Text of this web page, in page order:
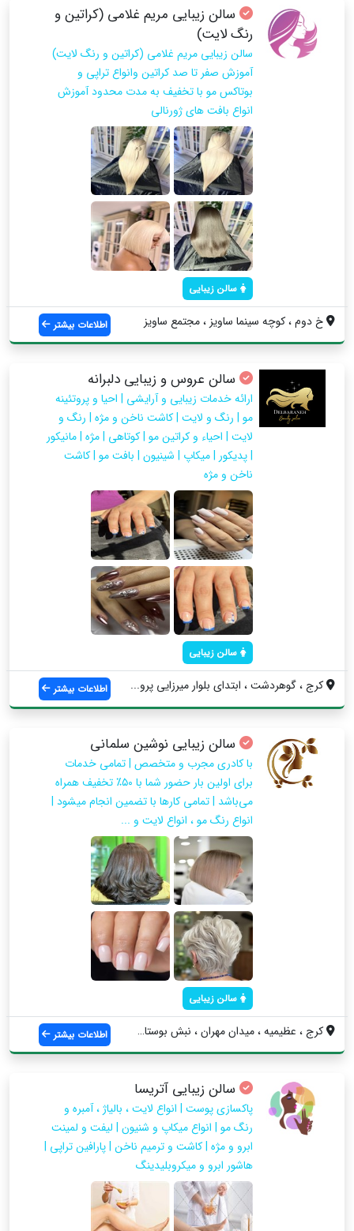
سالن زیبایی مریم غلامی (کراتین و
رنگ لایت)
سالن زیبایی مریم غلامی (کراتین و رنگ لایت)
آموزش صفر تا صد كراتين وانواع تراپي و
بوتاكس مو با تخفيف به مدت محدود آموزش
انواع بافت هاي ژورنالي
سالن زیبایی
خ دوم ، كوچه سينما ساويز ، مجتمع ساويز اطلاعات بیشتر
سالن عروس و زیبایی دلبرانه
ارائه خدمات زیبایی و آرایشی | احیا و پروتئینه
مو | رنگ و لایت | کاشت ناخن و مژه | رنگ و
لایت | احیاء و کراتین مو | کوتاهی | مژه | مانیکور
| پدیکور | میکاپ | شینیون | بافت مو | کاشت
ناخن و مژه
سالن زیبایی
کرج ، گوهردشت ، ابتدای بلوار میرزایی پرو... اطلاعات بیشتر
سالن زیبایی نوشین سلمانی
با کادری مجرب و متخصص | تمامی خدمات
برای اولین بار حضور شما با ۵۰٪ تخفیف همراه
می‌باشد | تمامی کارها با تضمین انجام میشود |
انواع رنگ مو ، انواع لایت و ...
سالن زیبایی
کرج ، عظیمیه ، میدان مهران ، نبش بوستان ... اطلاعات بیشتر
سالن زیبایی آتریسا
پاکسازی پوست | انواع لایت ، بالیاژ ، آمبره و
رنگ مو | انواع میکاپ و شنیون | لیفت و لمینت
ابرو و مژه | کاشت و ترمیم ناخن | پارافین تراپی |
هاشور ابرو و میکروبلیدینگ